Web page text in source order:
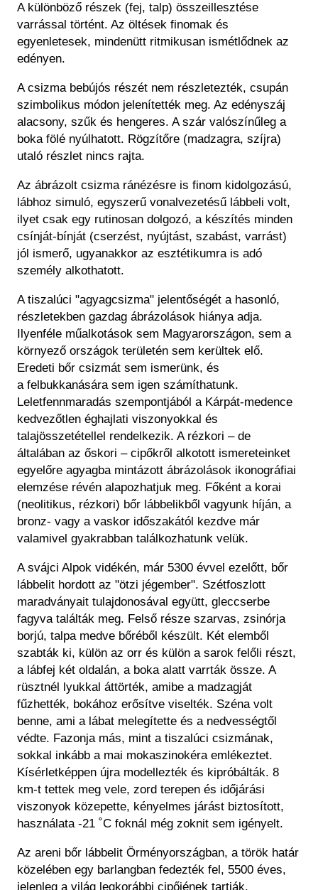
A különböző részek (fej, talp) összeillesztése
varrással történt. Az öltések finomak és
egyenletesek, mindenütt ritmikusan ismétlődnek az
edényen.
A csizma bebújós részét nem részletezték, csupán
szimbolikus módon jelenítették meg. Az edényszáj
alacsony, szűk és hengeres. A szár valószínűleg a
boka fölé nyúlhatott. Rögzítőre (madzagra, szíjra)
utaló részlet nincs rajta.
Az ábrázolt csizma ránézésre is finom kidolgozású,
lábhoz simuló, egyszerű vonalvezetésű lábbeli volt,
ilyet csak egy rutinosan dolgozó, a készítés minden
csínját-bínját (cserzést, nyújtást, szabást, varrást)
jól ismerő, ugyanakkor az esztétikumra is adó
személy alkothatott.
A tiszalúci "agyagcsizma" jelentőségét a hasonló,
részletekben gazdag ábrázolások hiánya adja.
Ilyenféle műalkotások sem Magyarországon, sem a
környező országok területén sem kerültek elő.
Eredeti bőr csizmát sem ismerünk, és
a felbukkanására sem igen számíthatunk.
Leletfennmaradás szempontjából a Kárpát-medence
kedvezőtlen éghajlati viszonyokkal és
talajösszetétellel rendelkezik. A rézkori – de
általában az őskori – cipőkről alkotott ismereteinket
egyelőre agyagba mintázott ábrázolások ikonográfiai
elemzése révén alapozhatjuk meg. Főként a korai
(neolitikus, rézkori) bőr lábbelikből vagyunk híján, a
bronz- vagy a vaskor időszakától kezdve már
valamivel gyakrabban találkozhatunk velük.
A svájci Alpok vidékén, már 5300 évvel ezelőtt, bőr
lábbelit hordott az "ötzi jégember". Szétfoszlott
maradványait tulajdonosával együtt, gleccserbe
fagyva találták meg. Felső része szarvas, zsinórja
borjú, talpa medve bőréből készült. Két elemből
szabták ki, külön az orr és külön a sarok felőli részt,
a lábfej két oldalán, a boka alatt varrták össze. A
rüsztnél lyukkal áttörték, amibe a madzagját
fűzhették, bokához erősítve viselték. Széna volt
benne, ami a lábat melegítette és a nedvességtől
védte. Fazonja más, mint a tiszalúci csizmának,
sokkal inkább a mai mokaszinokéra emlékeztet.
Kísérletképpen újra modellezték és kipróbálták. 8
km-t tettek meg vele, zord terepen és időjárási
viszonyok közepette, kényelmes járást biztosított,
használata -21 ˚C foknál még zoknit sem igényelt.
Az areni bőr lábbelit Örményországban, a török határ
közelében egy barlangban fedezték fel, 5500 éves,
jelenleg a világ legkorábbi cipőjének tartják.